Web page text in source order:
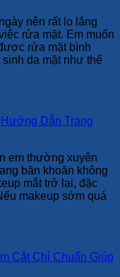
nên rất lo lắng
rửa mặt. Em muốn
rửa mặt bình
da mặt như thế
Dẫn Trang
em thường xuyên
băn khoăn không
mắt trở lại, đặc
makeup sớm quá
Cắt Chỉ Chuẩn Giúp